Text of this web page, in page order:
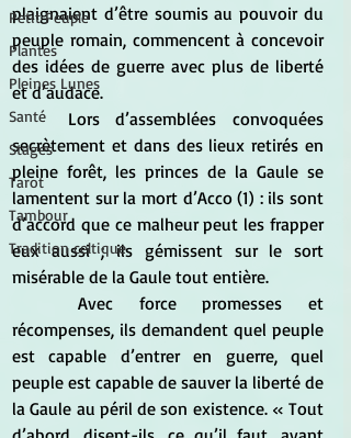
Petit Peuple
Plantes
Pleines Lunes
Santé
Stages
Tarot
Tambour
Tradition celtique
plaignaient d’être soumis au pouvoir du
peuple romain, commencent à concevoir
des idées de guerre avec plus de liberté
et d’audace.
	Lors d’assemblées convoquées
secrètement et dans des lieux retirés en
pleine forêt, les princes de la Gaule se
lamentent sur la mort d’Acco (1) : ils sont
d’accord que ce malheur peut les frapper
eux aussi ; ils gémissent sur le sort
misérable de la Gaule tout entière.
récompenses, ils demandent quel peuple
est capable d’entrer en guerre, quel
peuple est capable de sauver la liberté de
la Gaule au péril de son existence. « Tout